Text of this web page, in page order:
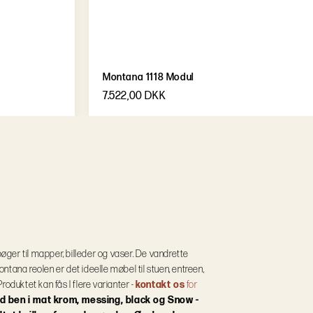
Montana 1118 Modul
7.522,00 DKK
til mapper, billeder og vaser. De vandrette
reolen er det ideelle møbel til stuen, entreen,
kan fås I flere varianter - kontakt osfor
ben i mat krom, messing, black og Snow -